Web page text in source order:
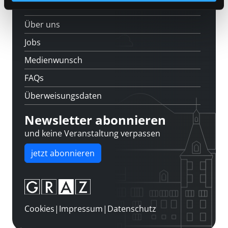
Über uns
Jobs
Medienwunsch
FAQs
Überweisungsdaten
Newsletter abonnieren
und keine Veranstaltung verpassen
jetzt abonnieren
Cookies| Impressum| Datenschutz